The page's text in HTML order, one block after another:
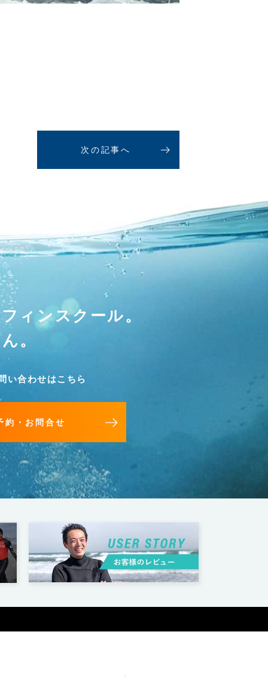
次の記事へ
ィンスクール。
。
い合わせはこちら
約・お問合せ